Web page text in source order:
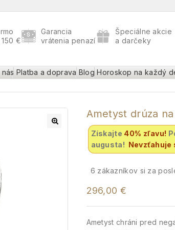
€
Garancia
vrátenia penazí
Špeciálne akcie
a darčeky
nás Platba a doprava Blog Horoskop na každý
Ametyst drúza
Získajte 40% zľavu!
augusta! Nevzťahuje
6 zákazníkov si za
296,00 €
Ametyst chráni pred